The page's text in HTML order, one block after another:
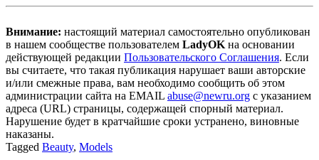
Внимание: настоящий материал самостоятельно опубликован
в нашем сообществе пользователем LadyOK на основании
действующей редакции Пользовательского Соглашения. Если
вы считаете, что такая публикация нарушает ваши авторские
и/или смежные права, вам необходимо сообщить об этом
администрации сайта на EMAIL abuse@newru.org с указанием
адреса (URL) страницы, содержащей спорный материал.
Нарушение будет в кратчайшие сроки устранено, виновные
наказаны.
Tagged Beauty, Models